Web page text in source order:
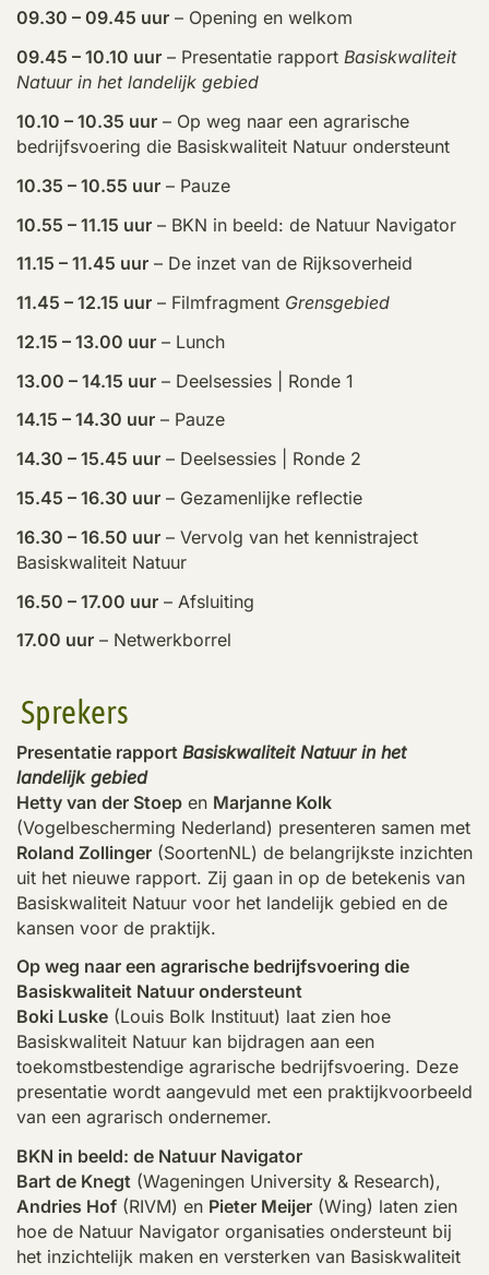
09.30 – 09.45 uur – Opening en welkom
09.45 – 10.10 uur – Presentatie rapport Basiskwaliteit
Natuur in het landelijk gebied
10.10 – 10.35 uur – Op weg naar een agrarische
bedrijfsvoering die Basiskwaliteit Natuur ondersteunt
10.35 – 10.55 uur – Pauze
10.55 – 11.15 uur – BKN in beeld: de Natuur Navigator
11.15 – 11.45 uur – De inzet van de Rijksoverheid
11.45 – 12.15 uur – Filmfragment Grensgebied
12.15 – 13.00 uur – Lunch
13.00 – 14.15 uur – Deelsessies | Ronde 1
14.15 – 14.30 uur – Pauze
14.30 – 15.45 uur – Deelsessies | Ronde 2
15.45 – 16.30 uur – Gezamenlijke reflectie
16.30 – 16.50 uur – Vervolg van het kennistraject
Basiskwaliteit Natuur
16.50 – 17.00 uur – Afsluiting
17.00 uur – Netwerkborrel
Sprekers
Presentatie rapport Basiskwaliteit Natuur in het
landelijk gebied
Hetty van der Stoep en Marjanne Kolk
(Vogelbescherming Nederland) presenteren samen met
Roland Zollinger (SoortenNL) de belangrijkste inzichten
uit het nieuwe rapport. Zij gaan in op de betekenis van
Basiskwaliteit Natuur voor het landelijk gebied en de
kansen voor de praktijk.
Op weg naar een agrarische bedrijfsvoering die
Basiskwaliteit Natuur ondersteunt
Boki Luske (Louis Bolk Instituut) laat zien hoe
Basiskwaliteit Natuur kan bijdragen aan een
toekomstbestendige agrarische bedrijfsvoering. Deze
presentatie wordt aangevuld met een praktijkvoorbeeld
van een agrarisch ondernemer.
BKN in beeld: de Natuur Navigator
Bart de Knegt (Wageningen University & Research),
Andries Hof (RIVM) en Pieter Meijer (Wing) laten zien
hoe de Natuur Navigator organisaties ondersteunt bij
het inzichtelijk maken en versterken van Basiskwaliteit